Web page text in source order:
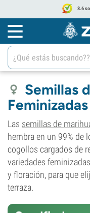
8.6
Semillas
Feminizadas
Las semillas de
hembra en un 99% de
cogollos cargados de
variedades
y floración, para que
terraza.